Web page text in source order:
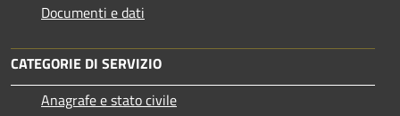
Documenti e dati
CATEGORIE DI SERVIZIO
Anagrafe e stato civile